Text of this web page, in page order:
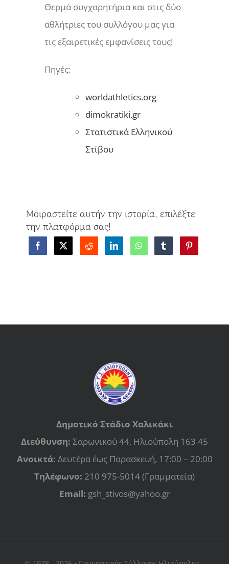
Θερμά συγχαρητήρια και στις δύο
αθλήτριες του συλλόγου μας για
τις εξαιρετικές εμφανίσεις τους!
Πηγές:
worldathletics.org
dimokratiki.gr
Στατιστικά Ελληνικού
Στίβου
Μοιραστείτε αυτήν την ιστορία, επιλέξτε
την πλατφόρμα σας!
Δημοτικό Στάδιο Χαλικάκι
Διεύθυνση: Σαρωνικού 44, Ηλιούπολη 163 45
Ανοικτά: Δευτέρα έως Παρασκευή, 17:00 – 20:00
Τηλέφωνο: 210 975-5014 (Γραμματεία)
Email: gsh_stivos@yahoo.gr